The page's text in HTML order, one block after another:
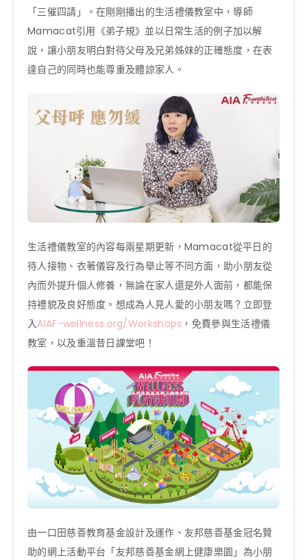
「三催四請」。在剛剛播出的生活禮儀教室中，導師
Mamacat引用《弟子規》並以日常生活的例子加以解
說，讓小朋友明白對待父母及兄弟姊妹的正確態度，在表
達自己的同時也能尊重及體諒家人。
生活禮儀教室的內容每兩星期更新，Mamacat從平日的
待人接物、衣著儀容及行為舉止等不同方面，助小朋友從
內而外提升個人修養，無論在家人還是外人面前，都能保
持禮貌及良好態度。想成為人見人愛的小朋友嗎？立即登
入AIAF-wellness.org/Workshops ，免費參與生活禮儀
教室，以及重溫昔日課堂吧！
由一口田慈善教育基金設計及運作、友邦慈善基金冠名贊
助的網上活動平台「友邦慈善基金網上健康樂園」為小朋